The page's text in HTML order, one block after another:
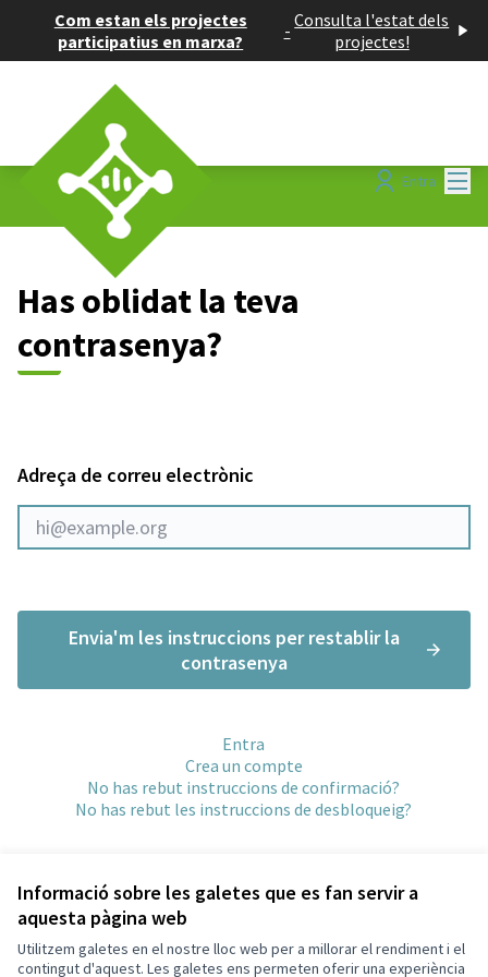
Informació sobre les galetes que es fan servir a
aquesta pàgina web
Utilitzem galetes en el nostre lloc web per a millorar el rendiment i el
contingut d'aquest. Les galetes ens permeten oferir una experiència
Com estan els projectes
participatius en marxa?
- Consulta l'estat dels
projectes!
Entra
Has oblidat la teva
contrasenya?
Adreça de correu electrònic
Envia'm les instruccions per restablir la
contrasenya
Entra
Crea un compte
No has rebut instruccions de confirmació?
No has rebut les instruccions de desbloqueig?
Termes i condicions d'ús
Configuració de les galetes